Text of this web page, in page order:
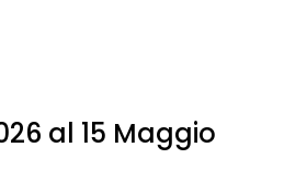
al 15 Maggio